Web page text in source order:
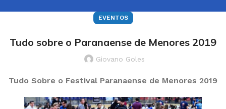
EVENTOS
Tudo sobre o Paranaense de Menores 2019
Giovano Goles
Tudo Sobre o Festival Paranaense de Menores 2019